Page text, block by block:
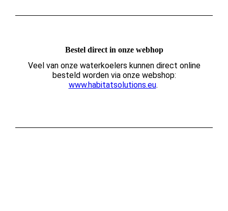
Bestel direct in onze webhop
Veel van onze waterkoelers kunnen direct online
besteld worden via onze webshop:
www.habitatsolutions.eu.